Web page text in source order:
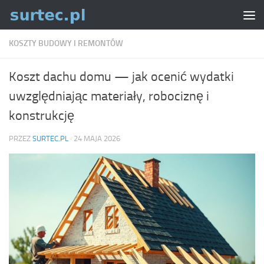
Skip to content
KOSZTY BUDOWY I REMONTÓW
Koszt dachu domu — jak ocenić wydatki
uwzględniając materiały, robociznę i
konstrukcję
PRZEZ SURTEC.PL · 24 MAJA 2026